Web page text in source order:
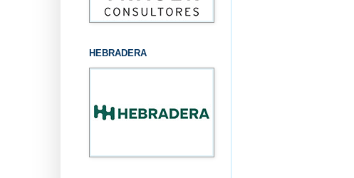
HEBRADERA